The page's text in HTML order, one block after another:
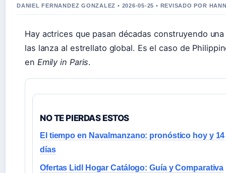
DANIEL FERNANDEZ GONZALEZ • 2026-05-25 • REVISADO POR
Hay actrices que pasan décadas construyendo
las lanza al estrellato global. Es el caso de
en Emily in Paris.
NO TE PIERDAS ESTOS
El tiempo en Navalmanzano: pronóstico hoy y 14
días
Ofertas Lidl Hogar Catálogo: Guía y Comparativa